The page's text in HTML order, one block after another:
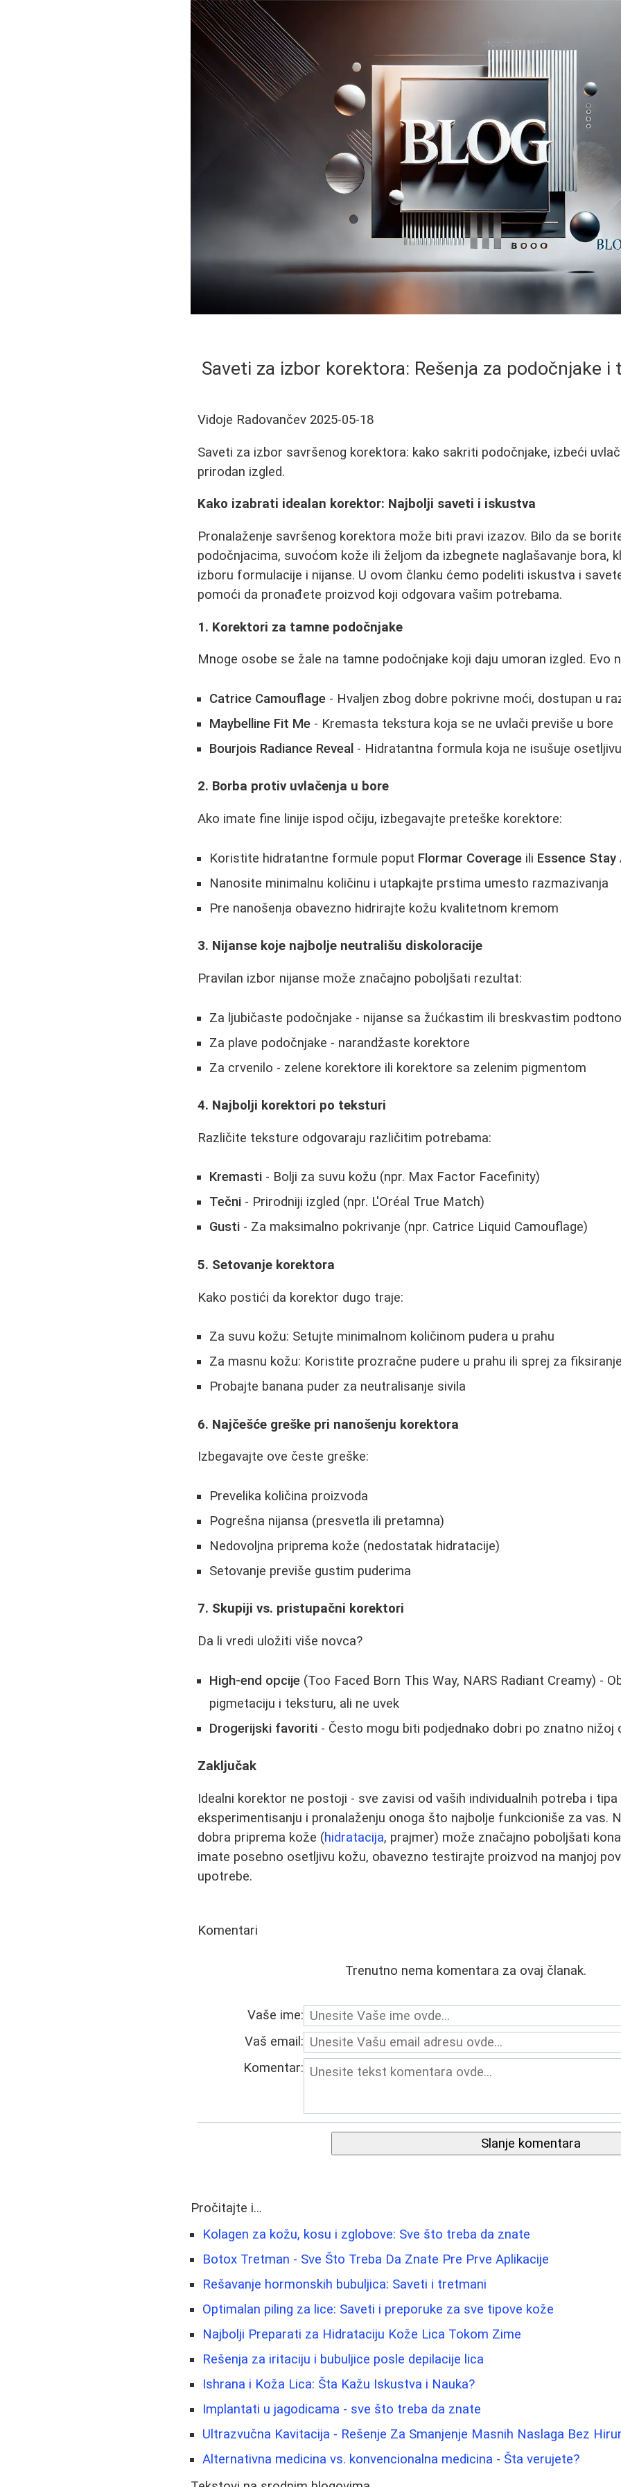
Saveti za izbor korektora: Rešenja za podočnjake
Vidoje Radovančev 2025-05-18
Saveti za izbor savršenog korektora: kako sakriti podočnjake, izbeći
prirodan izgled.
Kako izabrati idealan korektor: Najbolji saveti i iskustva
Pronalaženje savršenog korektora može biti pravi izazov. Bilo da se
podočnjacima, suvoćom kože ili željom da izbegnete naglašavanje bora,
izboru formulacije i nijanse. U ovom članku ćemo podeliti iskustva i
pomoći da pronađete proizvod koji odgovara vašim potrebama.
1. Korektori za tamne podočnjake
Mnoge osobe se žale na tamne podočnjake koji daju umoran izgled. Evo
Catrice Camouflage - Hvaljen zbog dobre pokrivne moći, dostupan u
Maybelline Fit Me - Kremasta tekstura koja se ne uvlači previše u bore
Bourjois Radiance Reveal - Hidratantna formula koja ne isušuje
2. Borba protiv uvlačenja u bore
Ako imate fine linije ispod očiju, izbegavajte preteške korektore:
Koristite hidratantne formule poput Flormar Coverage ili Essence Stay
Nanosite minimalnu količinu i utapkajte prstima umesto razmazivanja
Pre nanošenja obavezno hidrirajte kožu kvalitetnom kremom
3. Nijanse koje najbolje neutrališu diskoloracije
Pravilan izbor nijanse može značajno poboljšati rezultat:
Za ljubičaste podočnjake - nijanse sa žućkastim ili breskvastim
Za plave podočnjake - narandžaste korektore
Za crvenilo - zelene korektore ili korektore sa zelenim pigmentom
4. Najbolji korektori po teksturi
Različite teksture odgovaraju različitim potrebama:
Kremasti - Bolji za suvu kožu (npr. Max Factor Facefinity)
Tečni - Prirodniji izgled (npr. L'Oréal True Match)
Gusti - Za maksimalno pokrivanje (npr. Catrice Liquid Camouflage)
5. Setovanje korektora
Kako postići da korektor dugo traje:
Za suvu kožu: Setujte minimalnom količinom pudera u prahu
Za masnu kožu: Koristite prozračne pudere u prahu ili sprej za
Probajte banana puder za neutralisanje sivila
6. Najčešće greške pri nanošenju korektora
Izbegavajte ove česte greške:
Prevelika količina proizvoda
Pogrešna nijansa (presvetla ili pretamna)
Nedovoljna priprema kože (nedostatak hidratacije)
Setovanje previše gustim puderima
7. Skupiji vs. pristupačni korektori
Da li vredi uložiti više novca?
High-end opcije (Too Faced Born This Way, NARS Radiant Creamy) -
pigmetaciju i teksturu, ali ne uvek
Drogerijski favoriti - Često mogu biti podjednako dobri po znatno nižoj
Zaključak
Idealni korektor ne postoji - sve zavisi od vaših individualnih potreba i tipa
eksperimentisanju i pronalaženju onoga što najbolje funkcioniše za vas.
dobra priprema kože (hidratacija, prajmer) može značajno poboljšati
imate posebno osetljivu kožu, obavezno testirajte proizvod na manjoj
upotrebe.
Komentari
Trenutno nema komentara za ovaj članak.
Vaše ime:
Vaš email:
Komentar:
Slanje komentara
Pročitajte i...
Kolagen za kožu, kosu i zglobove: Sve što treba da znate
Botox Tretman - Sve Što Treba Da Znate Pre Prve Aplikacije
Rešavanje hormonskih bubuljica: Saveti i tretmani
Optimalan piling za lice: Saveti i preporuke za sve tipove kože
Najbolji Preparati za Hidrataciju Kože Lica Tokom Zime
Rešenja za iritaciju i bubuljice posle depilacije lica
Ishrana i Koža Lica: Šta Kažu Iskustva i Nauka?
Implantati u jagodicama - sve što treba da znate
Ultrazvučna Kavitacija - Rešenje Za Smanjenje Masnih Naslaga Bez
Alternativna medicina vs. konvencionalna medicina - Šta verujete?